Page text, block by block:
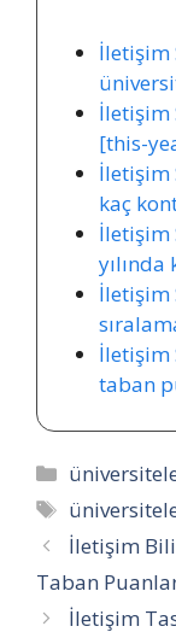
İletişim
İletişim
[this-
İletişim
kaç
İletişim
İletişim
İletişim
taban
Kategoriler
Etiketler
İletişim
Taban
İletişim